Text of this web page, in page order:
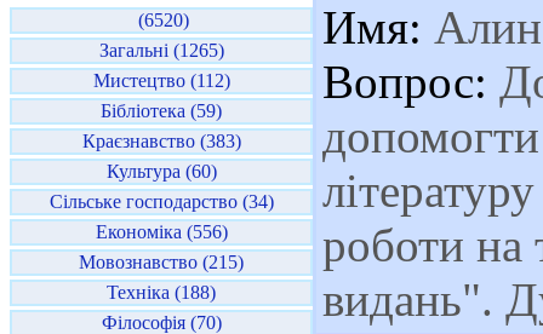
(6520)
Загальні (1265)
Мистецтво (112)
Бібліотека (59)
Краєзнавство (383)
Культура (60)
Сільське господарство (34)
Економіка (556)
Мовознавство (215)
Техніка (188)
Філософія (70)
Имя:
Вопрос:
роботи на
видань".